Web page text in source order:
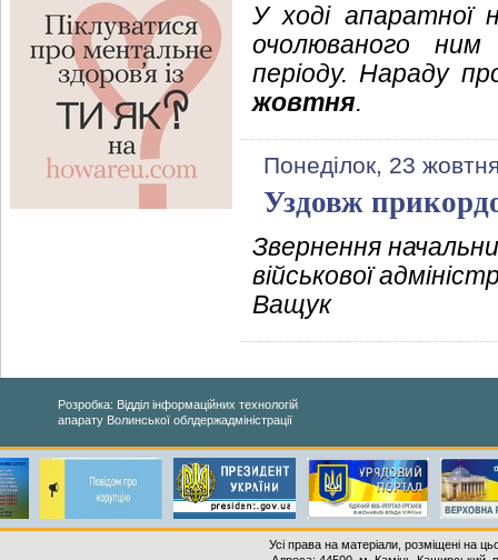
У ході апаратної
очолюваного ним
періоду. Нараду
жовтня.
Понеділок, 23
Уздовж
Звернення
військової
Ващук
Розробка: Відділ інформаційних технологій
апарату Волинської облдержадміністрації
Усі права на матеріали, розміщені на